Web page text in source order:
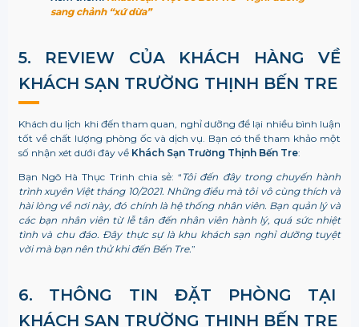
sang chảnh “xứ dừa”
5. REVIEW CỦA KHÁCH HÀNG VỀ
KHÁCH SẠN TRƯỜNG THỊNH BẾN TRE
Khách du lịch khi đến tham quan, nghỉ dưỡng để lại nhiều bình luận
tốt về chất lượng phòng ốc và dịch vụ. Bạn có thể tham khảo một
số nhận xét dưới đây về Khách Sạn Trường Thịnh Bến Tre:
Bạn Ngô Hà Thục Trinh chia sẻ: “ Tôi đến đây trong chuyến hành
trình xuyên Việt tháng 10/2021. Những điều mà tôi vô cùng thích và
hài lòng về nơi này, đó chính là hệ thống nhân viên. Bạn quản lý và
các bạn nhân viên từ lễ tân đến nhân viên hành lý, quá sức nhiệt
tình và chu đáo. Đây thực sự là khu khách sạn nghỉ dưỡng tuyệt
vời mà bạn nên thử khi đến Bến Tre.”
6. THÔNG TIN ĐẶT PHÒNG TẠI
KHÁCH SẠN TRƯỜNG THỊNH BẾN TRE